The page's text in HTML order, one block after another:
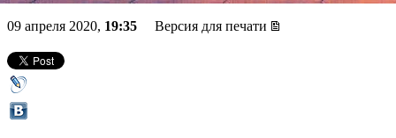
09 апреля 2020, 19:35 Версия для печати